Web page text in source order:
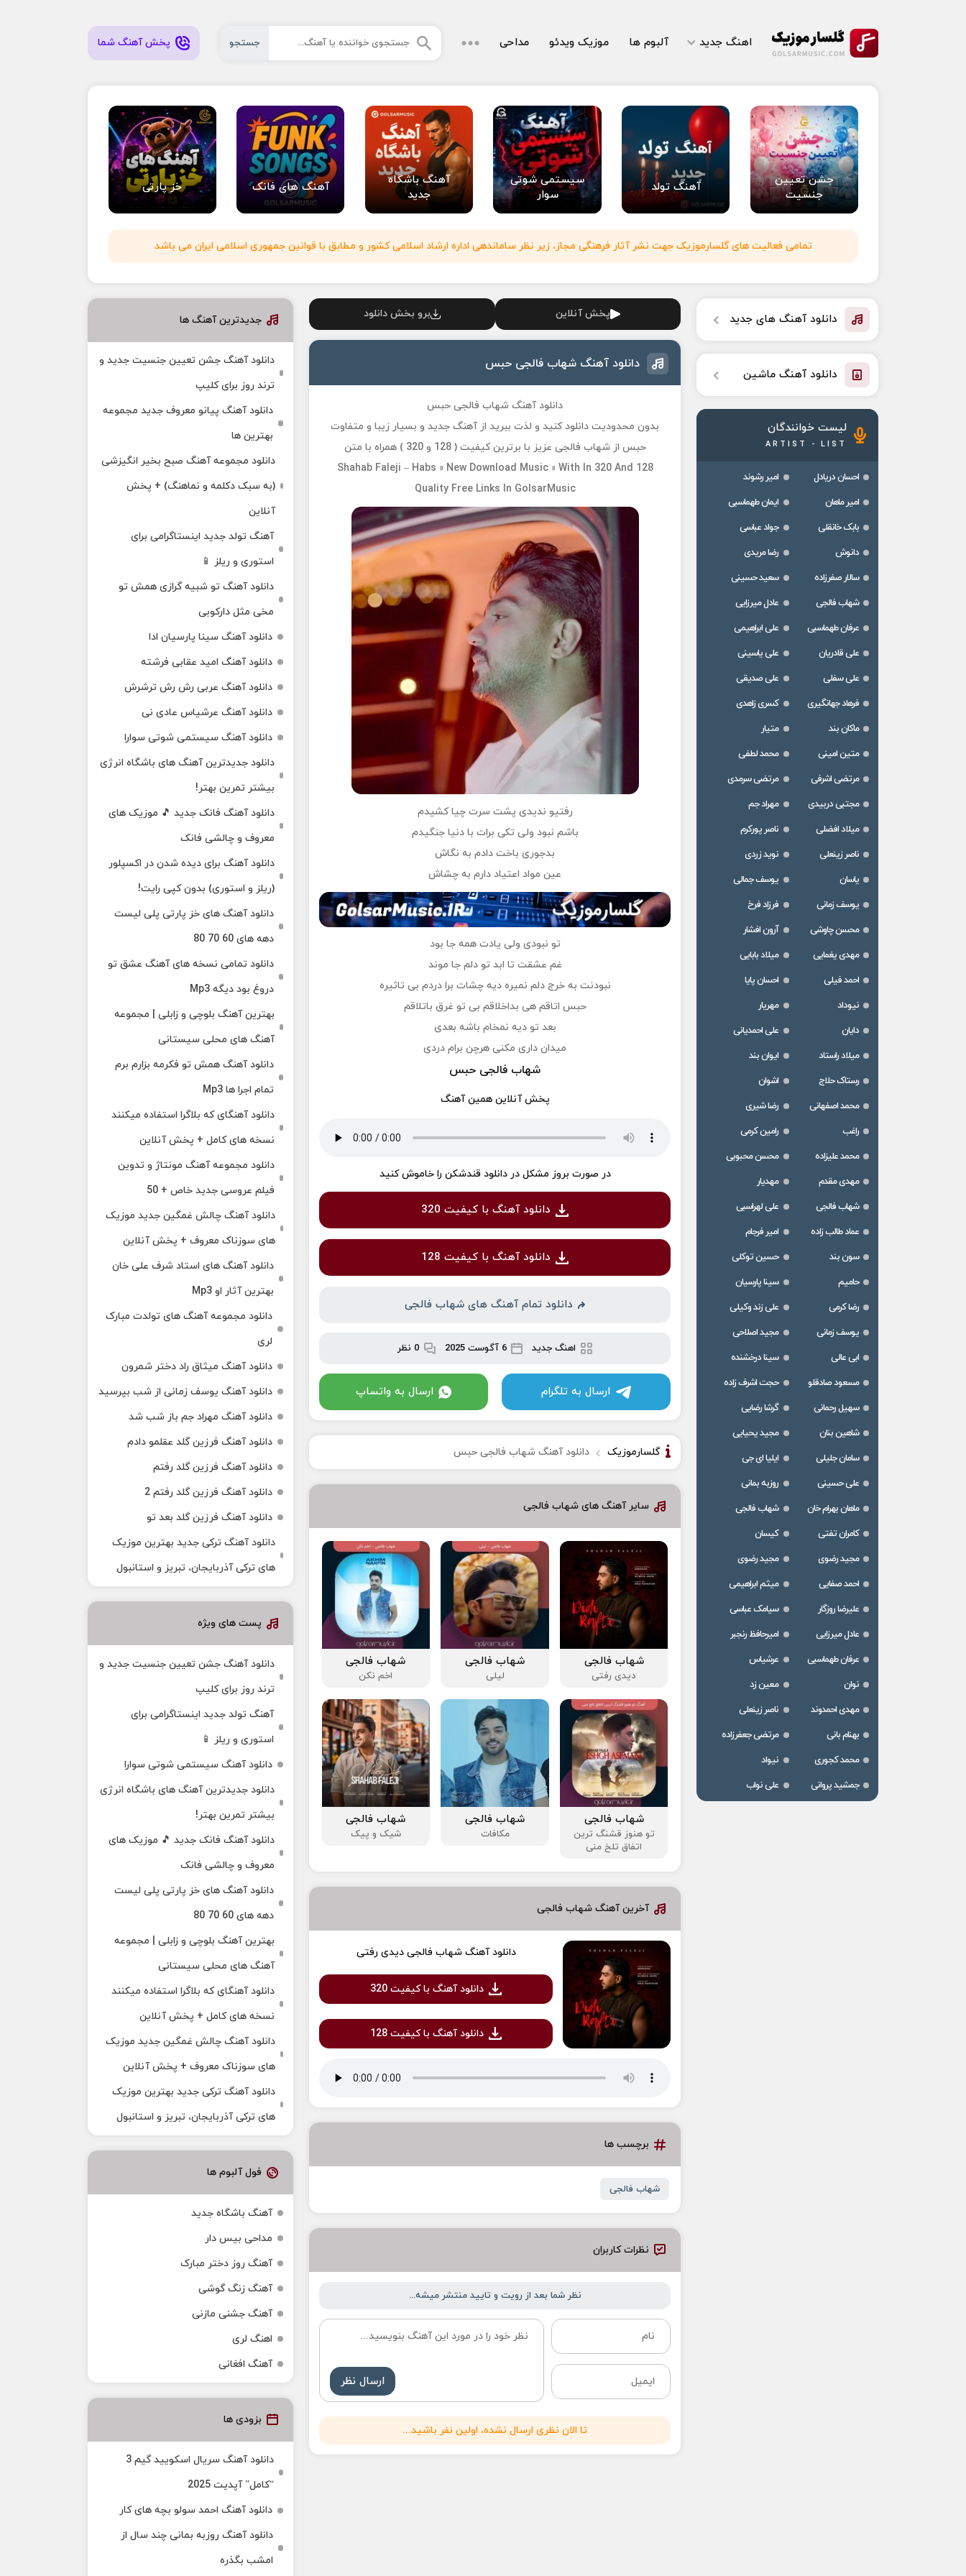
اهنگ جدید آلبوم ها موزیک ویدئو مداحی جستجو پخش آهنگ شما
جشن تعیین
جنسیت
آهنگ تولد
سیستمی شوتی
سوار
آهنگ باشگاه
جدید
آهنگ های فانک خز پارتی
تمامی فعالیت های گلسارموزیک جهت نشر آثار فرهنگی مجاز، زیر نظر ساماندهی اداره ارشاد اسلامی کشور و مطابق با قوانین جمهوری اسلامی ایران می باشد
پخش آنلاین برو بخش دانلود
دانلود آهنگ شهاب فالجی حبس
دانلود آهنگ شهاب فالجی حبس
بدون محدودیت دانلود کنید و لذت ببرید از آهنگ جدید و بسیار زیبا و متفاوت
حبس از شهاب فالجی عزیز با برترین کیفیت ( 128 و 320 ) همراه با متن
Shahab Faleji – Habs » New Download Music » With In 320 And 128
Quality Free Links In GolsarMusic
رفتیو ندیدی پشت سرت چیا کشیدم
باشم نبود ولی تکی برات با دنیا جنگیدم
بدجوری باخت دادم به نگاش
عین مواد اعتیاد دارم به چشاش
تو نبودی ولی یادت همه جا بود
غم عشقت تا ابد تو دلم جا موند
نبودنت به خرج دلم نمیره دیه چشات برا دردم بی تاثیره
حبس اتاقم هی بداخلاقم بی تو غرق باتلاقم
بعد تو دیه نمخام باشه بعدی
میدان داری مکنی هرچن برام دردی
شهاب فالجی حبس
پخش آنلاین همین آهنگ
در صورت بروز مشکل در دانلود قندشکن را خاموش کنید
دانلود آهنگ با کیفیت 320
دانلود آهنگ با کیفیت 128
دانلود تمام آهنگ های شهاب فالجی
اهنگ جدید 6 آگوست 2025 0 نظر
ارسال به تلگرام ارسال به واتساپ
گلسارموزیک دانلود آهنگ شهاب فالجی حبس
سایر آهنگ های شهاب فالجی
شهاب فالجی
دیدی رفتی
شهاب فالجی
لیلی
شهاب فالجی
اخم نکن
شهاب فالجی
تو هنوز قشنگ ترین
اتفاق تلخ منی
شهاب فالجی
مکافات
شهاب فالجی
شیک و پیک
آخرین آهنگ شهاب فالجی
دانلود آهنگ شهاب فالجی دیدی رفتی
دانلود آهنگ با کیفیت 320
دانلود آهنگ با کیفیت 128
برچسب ها
شهاب فالجی
نظرات کاربران
نظر شما بعد از رویت و تایید منتشر میشه...
ارسال نظر
تا الان نظری ارسال نشده، اولین نفر باشید...
دانلود آهنگ های جدید
دانلود آهنگ ماشین
لیست خوانندگان
ARTIST - LIST
احسان دریادل
امیر رشوند
امیر ماهان
ایمان طهماسبی
بابک خانقلی
جواد عباسی
دانوش
رضا مریدی
سالار صفرزاده
سعید حسینی
شهاب فالجی
عادل میرزایی
عرفان طهماسبی
علی ابراهیمی
علی قادریان
علی یاسینی
علی سفلی
علی صدیقی
فرهاد جهانگیری
کسری زاهدی
ماکان بند
متیار
متین امینی
محمد لطفی
مرتضی اشرفی
مرتضی سرمدی
مجتبی دربیدی
مهراد جم
میلاد افضلی
ناصر پورکرم
ناصر زینعلی
نوید زردی
یاسان
یوسف جمالی
یوسف زمانی
فرزاد فرخ
محسن چاوشی
آرون افشار
مهدی یغمایی
میلاد بابایی
احمد فیلی
احسان پایا
نیوداد
مهریار
دایان
علی احمدیانی
میلاد راستاد
ایوان بند
رستاک حلاج
اشوان
محمد اصفهانی
رضا شیری
راغب
رامین کرمی
محمد علیزاده
محسن محبوبی
مهدی مقدم
مهدیار
شهاب فالجی
علی لهراسبی
عماد طالب زاده
امیر فرجام
سون بند
حسین توکلی
حامیم
سینا پارسیان
رضا کرمی
علی زند وکیلی
یوسف زمانی
مجید اصلاحی
ابی عالی
سینا درخشنده
مسعود صادقلو
حجت اشرف زاده
سهیل رحمانی
گرشا رضایی
شاهین بنان
مجید یحیایی
سامان جلیلی
ایلیا ای جی
علی حسینی
روزبه بمانی
ماهان بهرام خان
شهاب فالجی
کامران تفتی
کیسان
مجید رضوی
مجید رضوی
احمد صفایی
میثم ابراهیمی
علیرضا روزگار
سیامک عباسی
عادل میرزایی
امیرحافظ رنجبر
عرفان طهماسبی
عرشیاس
نوان
معین زد
مهدی احمدوند
ناصر زینعلی
بهنام بانی
مرتضی جعفرزاده
محمد کجوری
نیواد
جمشید پروانی
علی نواب
جدیدترین آهنگ ها
دانلود آهنگ جشن تعیین جنسیت جدید و
ترند روز برای کلیپ
دانلود آهنگ پیانو معروف جدید مجموعه
بهترین ها
دانلود مجموعه آهنگ صبح بخیر انگیزشی
(به سبک دکلمه و نماهنگ) + پخش
آنلاین
آهنگ تولد جدید اینستاگرامی برای
استوری و ریلز 📱
دانلود آهنگ تو شبیه گرازی همش تو
مخی مثل دارکوبی
دانلود آهنگ سینا پارسیان ادا
دانلود آهنگ امید عقابی فرشته
دانلود آهنگ عربی رش رش ترشرش
دانلود آهنگ عرشیاس عادی نی
دانلود آهنگ سیستمی شوتی سوارا
دانلود جدیدترین آهنگ‌ های باشگاه انرژی
بیشتر تمرین بهتر!
دانلود آهنگ فانک جدید 🎵 موزیک‌ های
معروف و چالشی فانک
دانلود آهنگ برای دیده شدن در اکسپلور
(ریلز و استوری) بدون کپی رایت!
دانلود آهنگ های خز پارتی پلی لیست
دهه های 60 70 80
دانلود تمامی نسخه های آهنگ عشق تو
دروغ بود دیگه Mp3
بهترین آهنگ بلوچی و زابلی | مجموعه
آهنگ‌ های محلی سیستانی
دانلود آهنگ همش تو فکرمه بزارم برم
تمام اجرا ها Mp3
دانلود آهنگای که بلاگرا استفاده میکنند
نسخه های کامل + پخش آنلاین
دانلود مجموعه آهنگ مونتاژ و تدوین
فیلم عروسی جدید خاص + 50
دانلود آهنگ چالش غمگین جدید موزیک
های سوزناک معروف + پخش آنلاین
دانلود آهنگ های استاد شرف علی خان
بهترین آثار او Mp3
دانلود مجموعه آهنگ های تولدت مبارک
لری
دانلود آهنگ میثاق راد دختر شمرون
دانلود آهنگ یوسف زمانی از شب بپرسید
دانلود آهنگ مهراد جم باز شب شد
دانلود آهنگ فرزین گلد عقلمو دادم
دانلود آهنگ فرزین گلد رفتم
دانلود آهنگ فرزین گلد رفتم 2
دانلود آهنگ فرزین گلد بعد تو
دانلود آهنگ ترکی جدید بهترین موزیک‌
های ترکی آذربایجان، تبریز و استانبول
پست های ویژه
دانلود آهنگ جشن تعیین جنسیت جدید و
ترند روز برای کلیپ
آهنگ تولد جدید اینستاگرامی برای
استوری و ریلز 📱
دانلود آهنگ سیستمی شوتی سوارا
دانلود جدیدترین آهنگ‌ های باشگاه انرژی
بیشتر تمرین بهتر!
دانلود آهنگ فانک جدید 🎵 موزیک‌ های
معروف و چالشی فانک
دانلود آهنگ های خز پارتی پلی لیست
دهه های 60 70 80
بهترین آهنگ بلوچی و زابلی | مجموعه
آهنگ‌ های محلی سیستانی
دانلود آهنگای که بلاگرا استفاده میکنند
نسخه های کامل + پخش آنلاین
دانلود آهنگ چالش غمگین جدید موزیک
های سوزناک معروف + پخش آنلاین
دانلود آهنگ ترکی جدید بهترین موزیک‌
های ترکی آذربایجان، تبریز و استانبول
فول آلبوم ها
آهنگ باشگاه جدید
مداحی بیس دار
آهنگ روز دختر مبارک
آهنگ زنگ گوشی
آهنگ جشنی مازنی
اهنگ لری
آهنگ افغانی
بزودی ها
دانلود آهنگ سریال اسکویید گیم 3
“کامل” آپدیت 2025
دانلود آهنگ احمد سولو بچه های کار
دانلود آهنگ روزبه بمانی چند سال از
امشب بگذره